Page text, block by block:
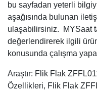
bu sayfadan yeterli
aşağısında bulunan
ulaşabilirsiniz. MYSaat
değerlendirerek ilgili
konusunda çalışma
Araştır: Flik Flak
Özellikleri, Flik Flak